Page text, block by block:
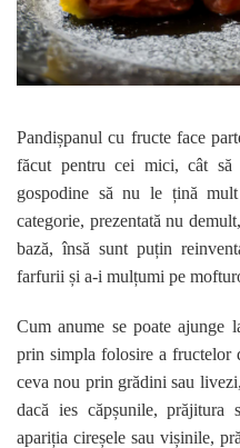
Pandișpanul cu fructe face
făcut pentru cei mici, cât
gospodine să nu le țină
categorie, prezentată nu
bază, însă sunt puțin
farfurii și a-i mulțumi pe
Cum anume se poate ajunge
prin simpla folosire a fructelor
ceva nou prin grădini sau
dacă ies căpșunile,
apariția cireșele sau vișinile,